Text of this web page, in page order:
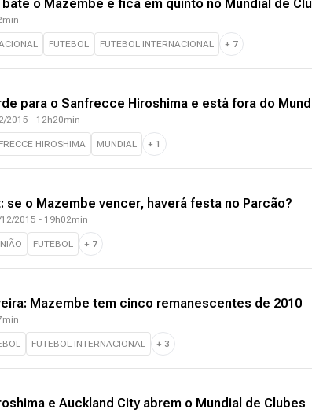
o Mazembe e fica em quinto no Mundial de
FUTEBOL FUTEBOL INTERNACIONAL + 7
para o Sanfrecce Hiroshima e está fora do
2015 - 12h20min
HIROSHIMA MUNDIAL + 1
se o Mazembe vencer, haverá festa no Parcão?
2015 - 19h02min
FUTEBOL + 7
Mazembe tem cinco remanescentes de 2010
FUTEBOL INTERNACIONAL + 3
e Auckland City abrem o Mundial de Clubes